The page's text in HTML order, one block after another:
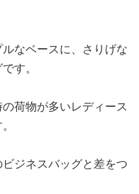
なベースに、さりげな
す。
荷物が多いレディース
ジネスバッグと差をつ